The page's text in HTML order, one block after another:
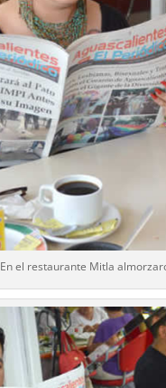
En el restaurante Mitla